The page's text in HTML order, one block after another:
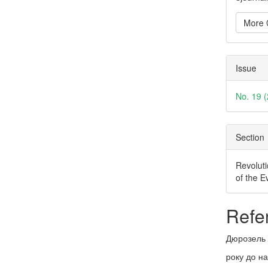
More
Issue
No. 19
Section
of the
Дюрозель
року до